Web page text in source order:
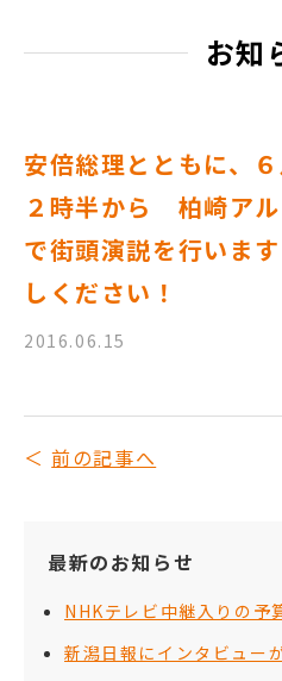
お知
安倍総理とともに、
２時半から 柏崎ア
で街頭演説を行いま
しください！
2016.06.15
前の記事へ
最新のお知らせ
NHKテレビ中継入りの予
新潟日報にインタビュー